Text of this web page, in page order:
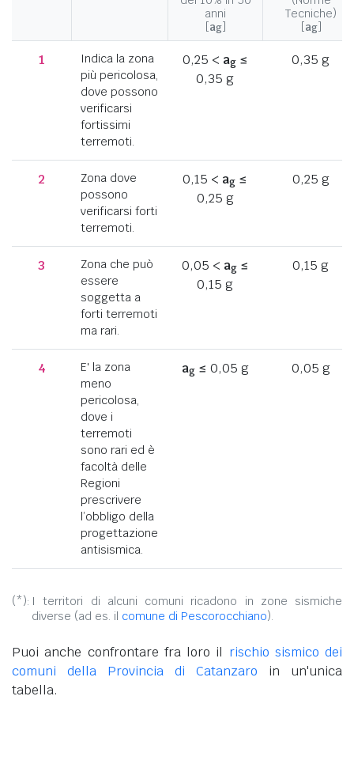
anni
[ag]
Tecniche)
[ag]
1
Indica la zona
più pericolosa,
dove possono
verificarsi
fortissimi
terremoti.
0,25 < ag≤
0,35 g
0,35 g
2
Zona dove
possono
verificarsi forti
terremoti.
0,15 < ag ≤
0,25 g
0,25 g
3
Zona che può
essere
soggetta a
forti terremoti
ma rari.
0,05 < ag≤
0,15 g
0,15 g
4
E' la zona
meno
pericolosa,
dove i
terremoti
sono rari ed è
facoltà delle
Regioni
prescrivere
l’obbligo della
progettazione
antisismica.
ag≤ 0,05 g 0,05 g
(*): I territori di alcuni comuni ricadono in zone sismiche
diverse (ad es. il comune di Pescorocchiano).
Puoi anche confrontare fra loro il rischio sismico dei
comuni della Provincia di Catanzaro in un'unica
tabella.